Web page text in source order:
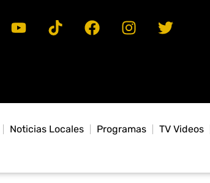
Noticias Locales Programas TV Videos